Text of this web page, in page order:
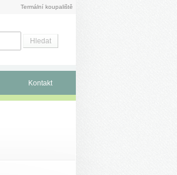
Termální koupaliště
Kontakt